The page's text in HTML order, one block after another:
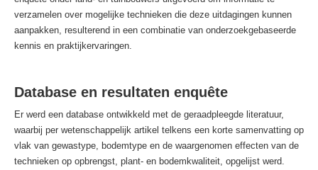
verzamelen over mogelijke technieken die deze uitdagingen kunnen
aanpakken, resulterend in een combinatie van onderzoekgebaseerde
kennis en praktijkervaringen.
Database en resultaten enquête
Er werd een database ontwikkeld met de geraadpleegde literatuur,
waarbij per wetenschappelijk artikel telkens een korte samenvatting op
vlak van gewastype, bodemtype en de waargenomen effecten van de
technieken op opbrengst, plant- en bodemkwaliteit, opgelijst werd.